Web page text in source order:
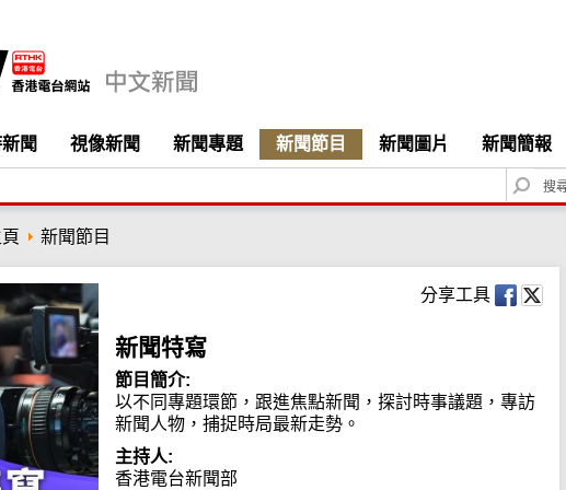
聞 視像新聞 新聞專題 新聞節目 新聞圖片 新聞簡報
S
e
c
h
新聞節目
分享工具
新聞特寫
節目簡介:
以不同專題環節，跟進焦點新聞，探討時事議題，專訪
新聞人物，捕捉時局最新走勢。
主持人:
香港電台新聞部